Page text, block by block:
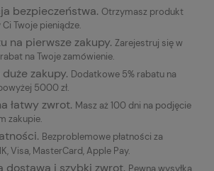
bezpieczeństwa. Otrzymasz produkt
Twoje pieniądze.
na pierwsze zakupy. Zarejestruj się w
na Twoje zamówienie.
zakupy. Dodatkowe 5% rabatu na
5000 zł.
łatwy zwrot. Masz aż 100 dni na podjęcie
zakupie.
. Bezproblemowe płatności za
Visa, MasterCard, Apple Pay.
dostawa i szybki zwrot. Pewna wysyłka